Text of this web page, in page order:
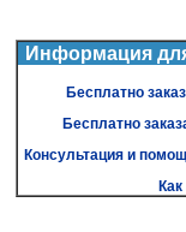
Информация
Бесплатно
Бесплатно
Консультация и